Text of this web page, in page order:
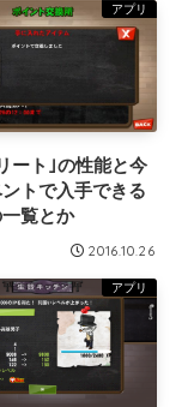
アプリ
ート｣の性能と今
トで入手できる
覧とか
2016.10.26
アプリ